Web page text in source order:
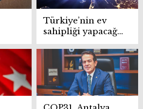
Türkiye’nin ev
sahipliği yapacağı
Uluslararası Uzay
Kongresi’ne rekor